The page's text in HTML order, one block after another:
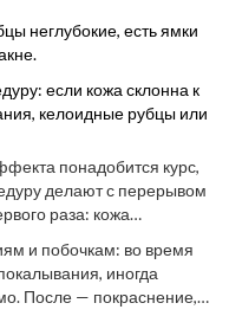
неглубокие, есть ямки
если кожа склонна к
келоидные рубцы или
понадобится курс,
делают с перерывом
раза: кожа
и побочкам: во время
иногда
После — покраснение,